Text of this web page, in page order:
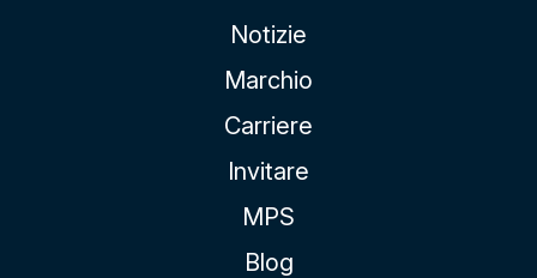
Notizie
Marchio
Carriere
Invitare
MPS
Blog